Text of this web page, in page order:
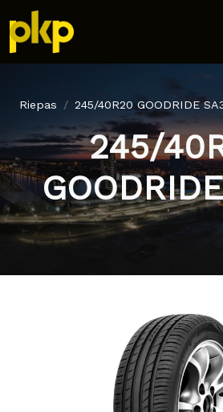
Riepas 245/40R20 GOODRIDE
245/